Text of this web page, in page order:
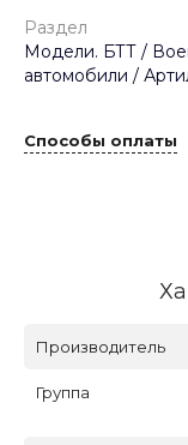
Раздел
Модели. БТТ /
автомобили /
Способы оплаты
Производитель
Группа